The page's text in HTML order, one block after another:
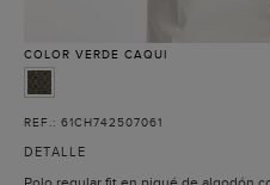
COLOR VERDE CAQUI
REF.: 61CH742507061
DETALLE